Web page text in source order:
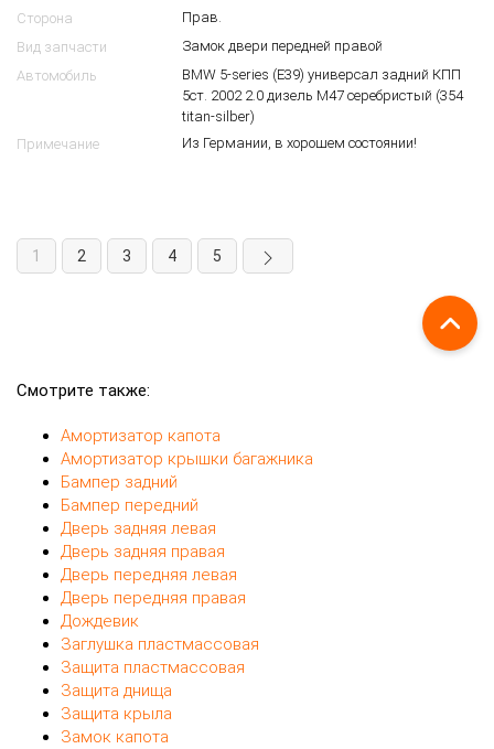
Сторона
Прав.
Вид запчасти
Замок двери передней правой
Автомобиль
BMW 5-series (E39) универсал задний КПП
5ст. 2002 2.0 дизель M47 серебристый (354
titan-silber)
Примечание
Из Германии, в хорошем состоянии!
1 2 3 4 5
Смотрите также:
Амортизатор капота
Амортизатор крышки багажника
Бампер задний
Бампер передний
Дверь задняя левая
Дверь задняя правая
Дверь передняя левая
Дверь передняя правая
Дождевик
Заглушка пластмассовая
Защита пластмассовая
Защита днища
Защита крыла
Замок капота